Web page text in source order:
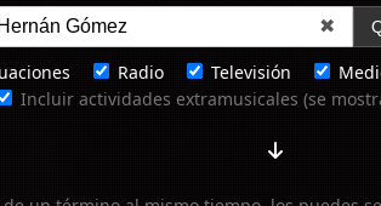
✖
Radio Televisión
Incluir actividades extramusicales (se